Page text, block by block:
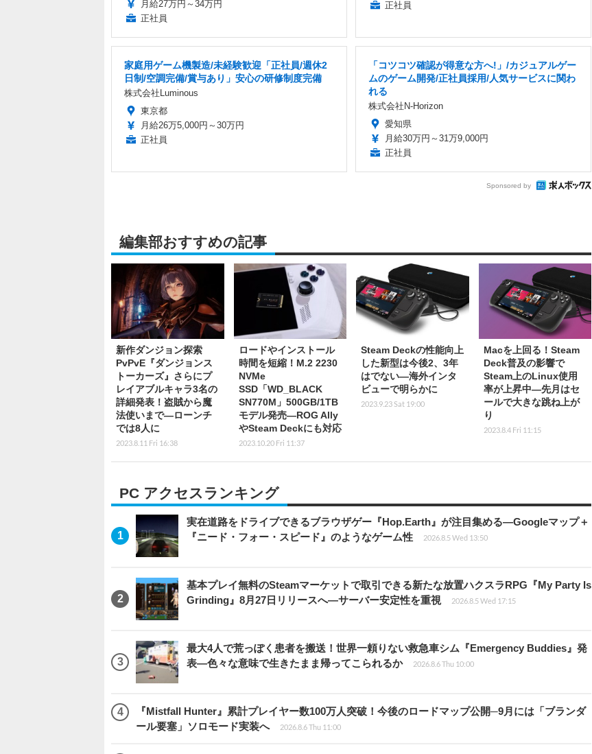
月給27万円～34万円
正社員
正社員
家庭用ゲーム機製造/未経験歓迎「正社員/週休2
日制/空調完備/賞与あり」安心の研修制度完備
株式会社Luminous
東京都
月給26万5,000円～30万円
正社員
「コツコツ確認が得意な方へ!」/カジュアルゲー
ムのゲーム開発/正社員採用/人気サービスに関わ
れる
株式会社N-Horizon
愛知県
月給30万円～31万9,000円
正社員
Sponsored by
編集部おすすめの記事
新作ダンジョン探索
PvPvE『ダンジョンス
トーカーズ』さらにプ
レイアブルキャラ3名の
詳細発表！盗賊から魔
法使いまで―ローンチ
では8人に
2023.8.11 Fri 16:38
ロードやインストール
時間を短縮！M.2 2230
NVMe
SSD「WD_BLACK
SN770M」500GB/1TB
モデル発売―ROG Ally
やSteam Deckにも対応
2023.10.20 Fri 11:37
Steam Deckの性能向上
した新型は今後2、3年
はでない―海外インタ
ビューで明らかに
2023.9.23 Sat 19:00
Macを上回る！Steam
Deck普及の影響で
Steam上のLinux使用
率が上昇中―先月はセ
ールで大きな跳ね上が
り
2023.8.4 Fri 11:15
PC アクセスランキング
実在道路をドライブできるブラウザゲー『Hop.Earth』が注目集める―Googleマップ＋
『ニード・フォー・スピード』のようなゲーム性
2026.8.5 Wed 13:50
基本プレイ無料のSteamマーケットで取引できる新たな放置ハクスラRPG『My Party Is
Grinding』8月27日リリースへ―サーバー安定性を重視
2026.8.5 Wed 17:15
最大4人で荒っぽく患者を搬送！世界一頼りない救急車シム『Emergency Buddies』発
表―色々な意味で生きたまま帰ってこられるか
2026.8.6 Thu 10:00
『Mistfall Hunter』累計プレイヤー数100万人突破！今後のロードマップ公開─9月には「ブランダ
ール要塞」ソロモード実装へ
2026.8.6 Thu 11:00